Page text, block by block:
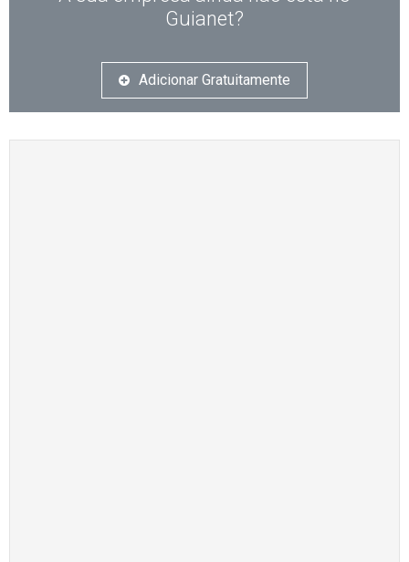
Guianet?
Adicionar Gratuitamente